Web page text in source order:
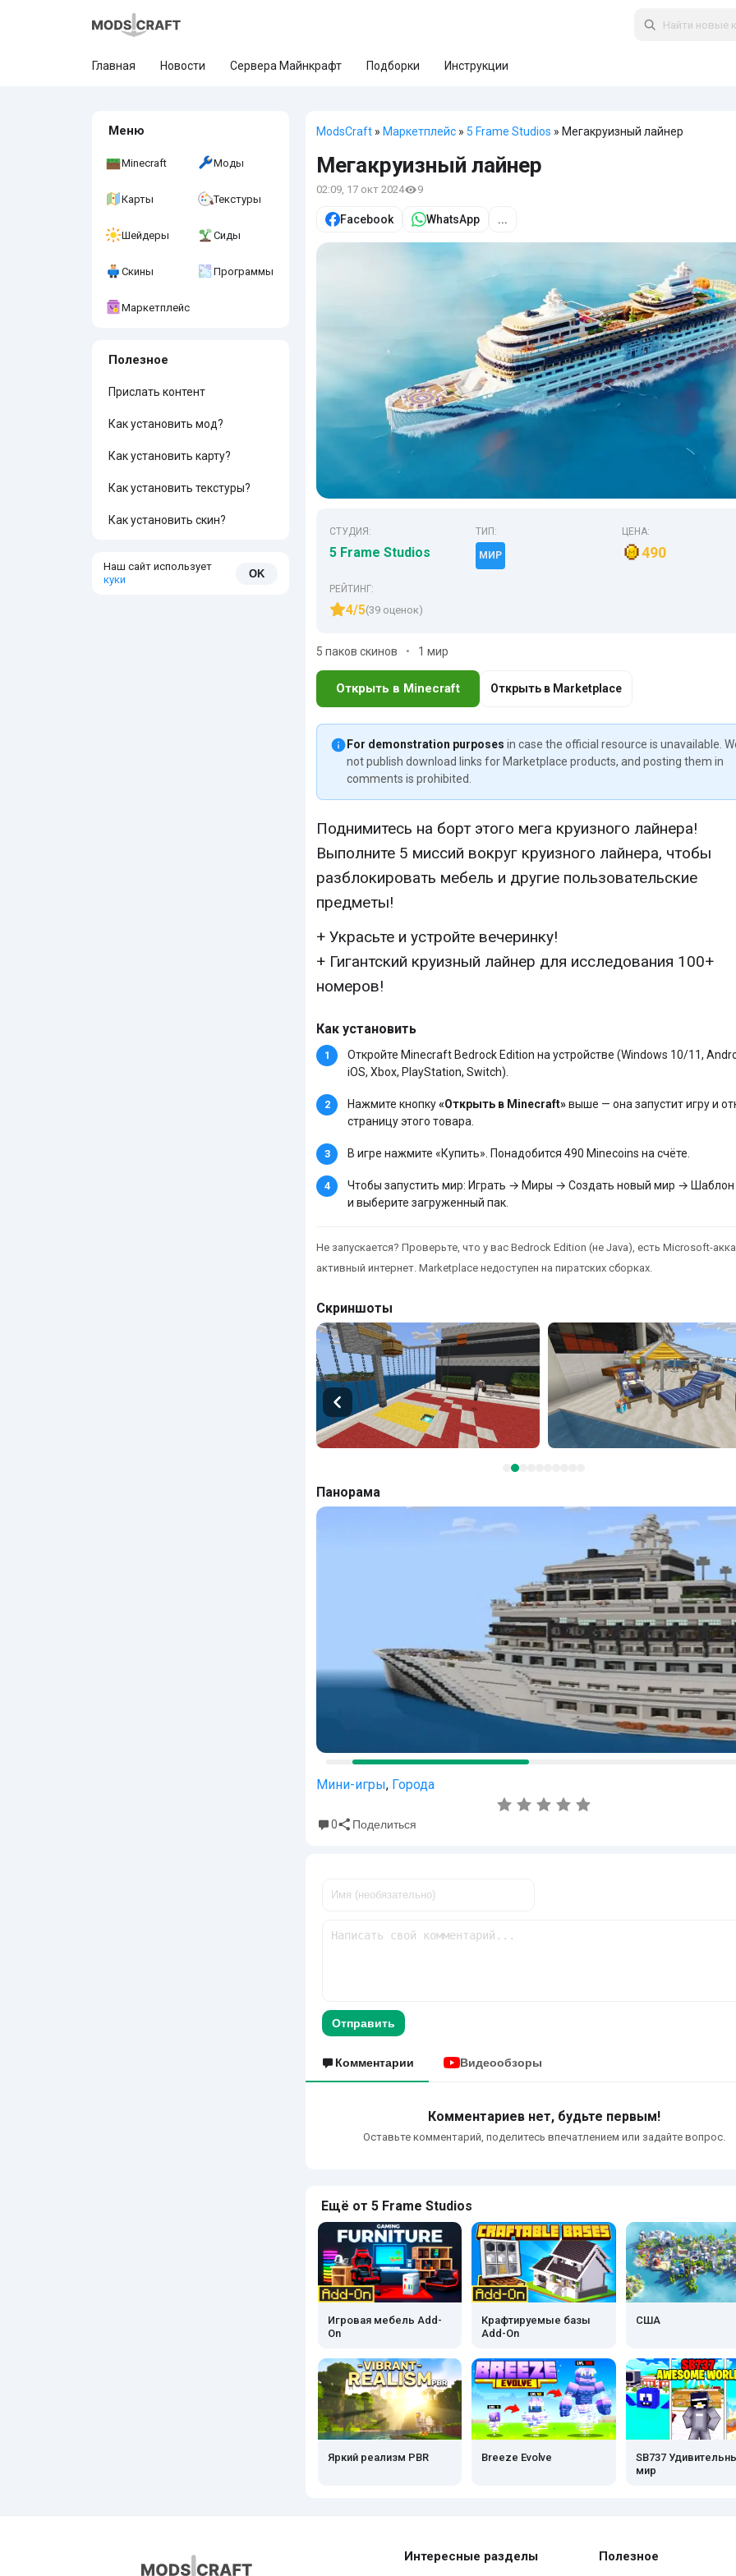
Главная Новости Сервера Майнкрафт Подборки Инструкции
Меню
Minecraft Моды
Карты Текстуры
Шейдеры Сиды
Скины Программы
Маркетплейс
Полезное
Прислать контент
Как установить мод?
Как установить карту?
Как установить текстуры?
Как установить скин?
Наш сайт использует
куки
OK
ModsCraft » Маркетплейс » 5 Frame Studios » Мегакруизный лайнер
Мегакруизный лайнер
02:09, 17 окт 2024 9
Facebook WhatsApp ...
СТУДИЯ:
5 Frame Studios
ТИП:
МИР
ЦЕНА:
490
РЕЙТИНГ:
4/5(39 оценок)
5 паков скинов 1 мир
Открыть в Minecraft Открыть в Marketplace
For demonstration purposes in case the official resource is unavailable.
not publish download links for Marketplace products, and posting them in
comments is prohibited.
Поднимитесь на борт этого мега круизного лайнера!
Выполните 5 миссий вокруг круизного лайнера, чтобы
разблокировать мебель и другие пользовательские
предметы!
+ Украсьте и устройте вечеринку!
+ Гигантский круизный лайнер для исследования 100+
номеров!
Как установить
Откройте Minecraft Bedrock Edition на устройстве (Windows 10/11,
iOS, Xbox, PlayStation, Switch).
Нажмите кнопку«Открыть в Minecraft»выше — она запустит игру и
страницу этого товара.
В игре нажмите «Купить». Понадобится 490 Minecoins на счёте.
Чтобы запустить мир: Играть → Миры → Создать новый мир →
и выберите загруженный пак.
Не запускается? Проверьте, что у вас Bedrock Edition (не Java), есть Microsoft-
активный интернет. Marketplace недоступен на пиратских сборках.
Скриншоты
Панорама
Мини-игры, Города
0 Поделиться
Отправить
Комментарии Видеообзоры
Комментариев нет, будьте первым!
Оставьте комментарий, поделитесь впечатлением или задайте вопрос.
Ещё от 5 Frame Studios
Игровая мебель Add-
On
Крафтируемые базы
Add-On
США
Яркий реализм PBR Breeze Evolve
SB737
мир
Интересные разделы Полезное